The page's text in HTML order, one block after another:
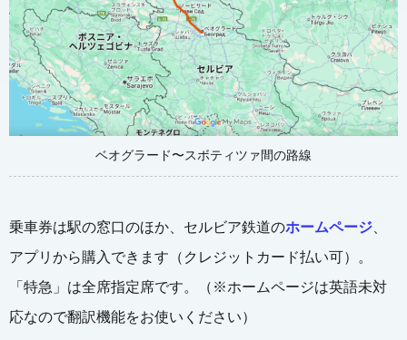
ベオグラード〜スボティツァ間の路線
乗車券は駅の窓口のほか、セルビア鉄道のホームページ、
アプリから購入できます（クレジットカード払い可）。
「特急」は全席指定席です。（※ホームページは英語未対
応なので翻訳機能をお使いください）